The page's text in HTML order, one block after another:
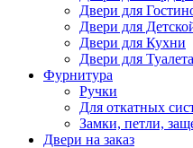
Двери для
Двери для
Двери для Кухни
Двери для Туалета
Фурнитура
Ручки
Для откатных
Замки, петли,
Двери на заказ